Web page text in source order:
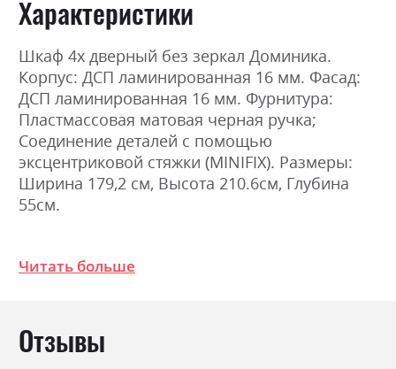
Характеристики
Шкаф 4х дверный без зеркал Доминика.
Корпус: ДСП ламинированная 16 мм. Фасад:
ДСП ламинированная 16 мм. Фурнитура:
Пластмассовая матовая черная ручка;
Соединение деталей с помощью
эксцентриковой стяжки (MINIFIX). Размеры:
Ширина 179,2 см, Высота 210.6см, Глубина
55см.
Фабрика:
Цвет материала
Читать больше
Отзывы